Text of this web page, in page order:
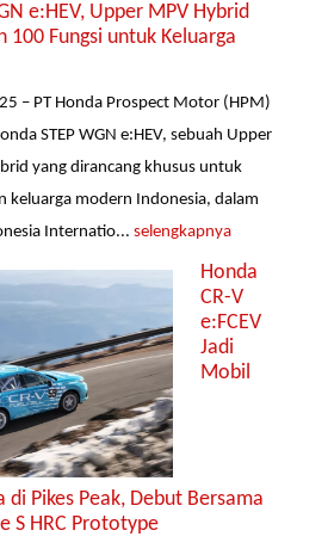
e:HEV, Upper MPV Hybrid
100 Fungsi untuk Keluarga
– PT Honda Prospect Motor (HPM)
STEP WGN e:HEV, sebuah Upper
yang dirancang khusus untuk
keluarga modern Indonesia, dalam
Internatio...selengkapnya
Honda
CR-V
e:FCEV
Jadi
Mobil
di Pikes Peak, Debut Bersama
S HRC Prototype